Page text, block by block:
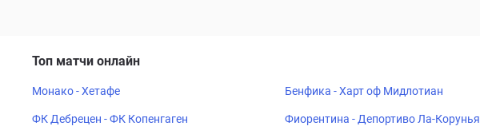
Топ матчи онлайн
Монако - Хетафе Бенфика - Харт оф Мидлотиан
ФК Дебрецен - ФК Копенгаген Фиорентина - Депортиво Ла-Корунья